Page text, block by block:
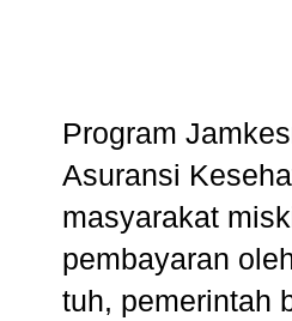
Program
Asuransi
masyarakat
pembayaran
tuh, pemerintah